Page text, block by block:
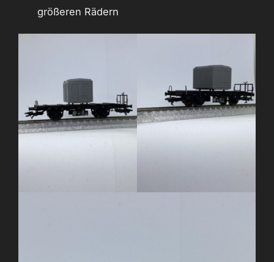
größeren Rädern